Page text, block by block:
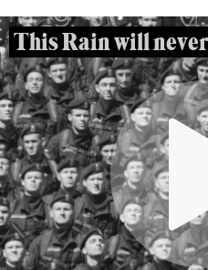
This Rain will